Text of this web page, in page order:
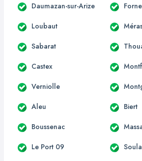
Daumazan-sur-Arize
Loubaut
Sabarat
Castex
Verniolle
Aleu Biert
Boussenac
Le Port 09